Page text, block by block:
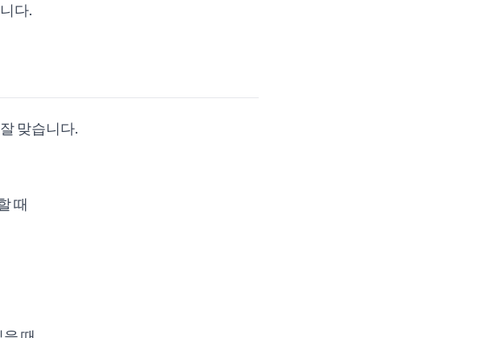
다.
맞습니다.
때